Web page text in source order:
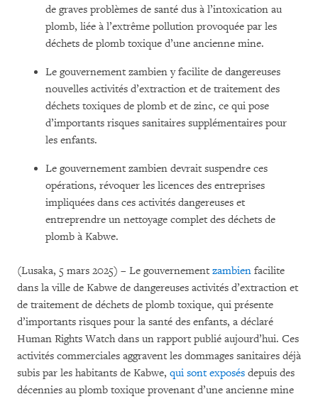
de graves problèmes de santé dus à l’intoxication au
plomb, liée à l’extrême pollution provoquée par les
déchets de plomb toxique d’une ancienne mine.
Le gouvernement zambien y facilite de dangereuses
nouvelles activités d’extraction et de traitement des
déchets toxiques de plomb et de zinc, ce qui pose
d’importants risques sanitaires supplémentaires pour
les enfants.
Le gouvernement zambien devrait suspendre ces
opérations, révoquer les licences des entreprises
impliquées dans ces activités dangereuses et
entreprendre un nettoyage complet des déchets de
plomb à Kabwe.
(Lusaka, 5 mars 2025) – Le gouvernement zambien facilite
dans la ville de Kabwe de dangereuses activités d’extraction et
de traitement de déchets de plomb toxique, qui présente
d’importants risques pour la santé des enfants, a déclaré
Human Rights Watch dans un rapport publié aujourd’hui. Ces
activités commerciales aggravent les dommages sanitaires déjà
subis par les habitants de Kabwe, qui sont exposés depuis des
décennies au plomb toxique provenant d’une ancienne mine